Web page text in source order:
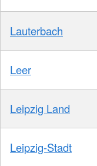
Lauterbach
Leer
Leipzig Land
Leipzig-Stadt